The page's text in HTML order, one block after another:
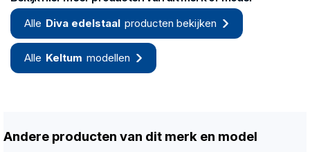
Alle Diva edelstaal producten bekijken
Alle Keltum modellen
Andere producten van dit merk en model